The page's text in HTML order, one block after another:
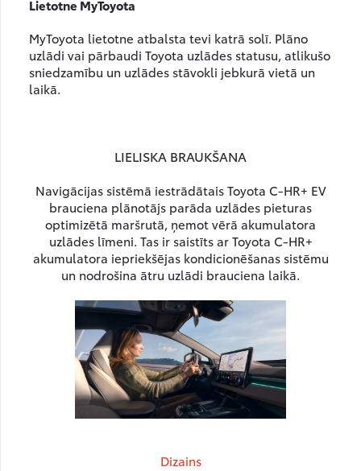
Lietotne MyToyota
MyToyota lietotne atbalsta tevi katrā solī. Plāno
uzlādi vai pārbaudi Toyota uzlādes statusu, atlikušo
sniedzamību un uzlādes stāvokli jebkurā vietā un
laikā.
LIELISKA BRAUKŠANA
Navigācijas sistēmā iestrādātais Toyota C-HR+ EV
brauciena plānotājs parāda uzlādes pieturas
optimizētā maršrutā, ņemot vērā akumulatora
uzlādes līmeni. Tas ir saistīts ar Toyota C-HR+
akumulatora iepriekšējas kondicionēšanas sistēmu
un nodrošina ātru uzlādi brauciena laikā.
Dizains